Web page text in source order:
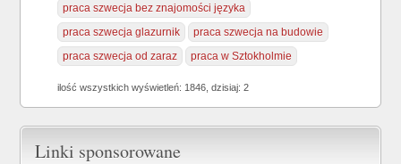
praca szwecja bez znajomości języka
praca szwecja glazurnik
praca szwecja na budowie
praca szwecja od zaraz
praca w Sztokholmie
ilość wszystkich wyświetleń: 1846, dzisiaj: 2
Linki sponsorowane